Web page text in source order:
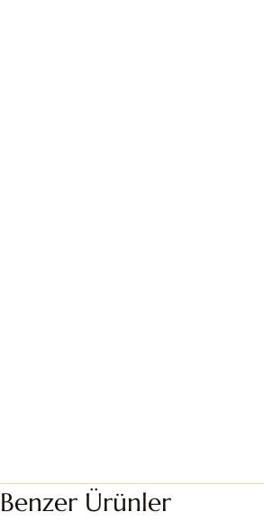
Benzer Ürünler